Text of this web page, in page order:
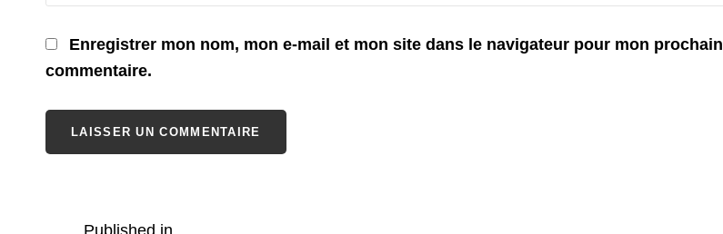
Enregistrer mon nom, mon e-mail et mon site dans le navigateur pour mon prochain
commentaire.
Published in